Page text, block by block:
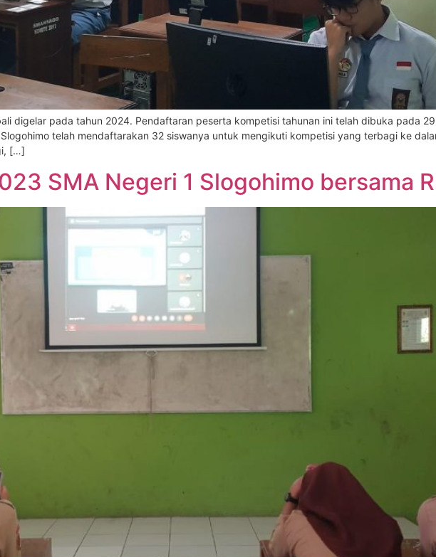
digelar pada tahun 2024. Pendaftaran peserta kompetisi tahunan ini telah dibuka pada
telah mendaftarakan 32 siswanya untuk mengikuti kompetisi yang terbagi ke
[…]
SMA Negeri 1 Slogohimo bersama